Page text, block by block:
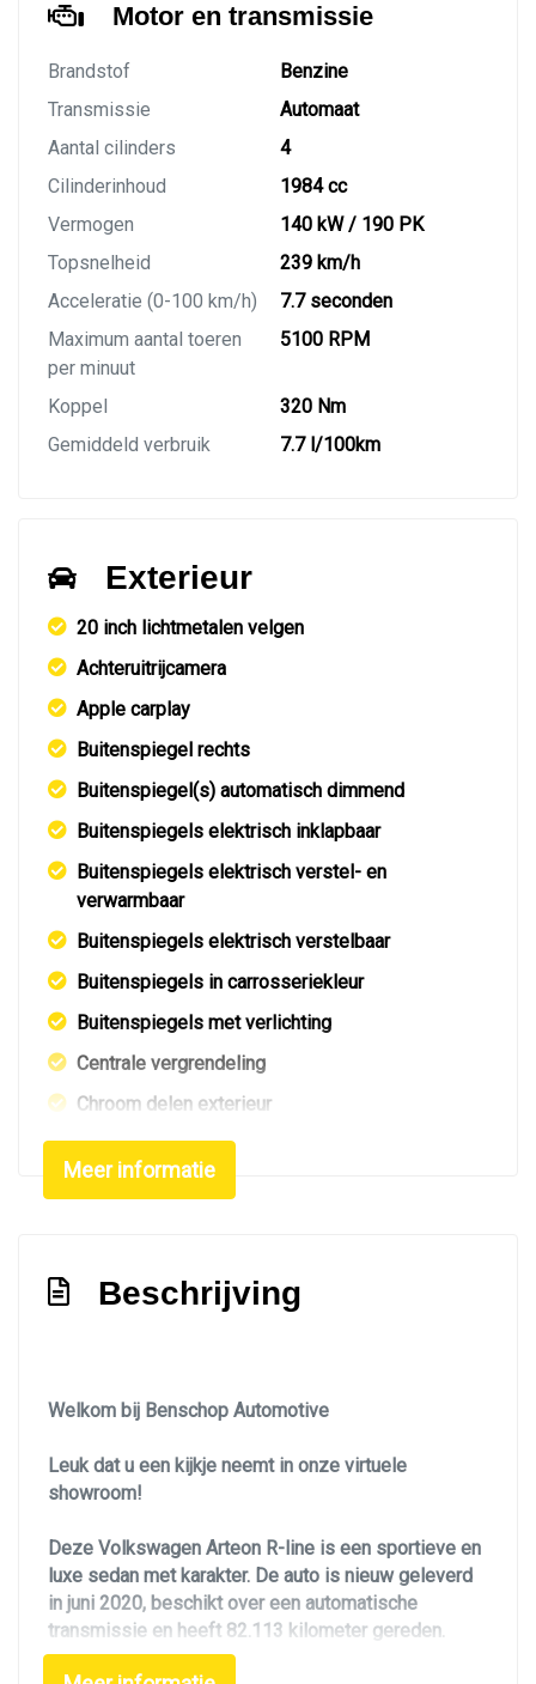
Motor en transmissie
Brandstof
Benzine
Transmissie
Automaat
Aantal cilinders
4
Cilinderinhoud
1984 cc
Vermogen
140 kW / 190 PK
Topsnelheid
239 km/h
Acceleratie (0-100 km/h)
7.7 seconden
Maximum aantal toeren
per minuut
5100 RPM
Koppel
320 Nm
Gemiddeld verbruik
7.7 l/100km
Exterieur
20 inch lichtmetalen velgen
Achteruitrijcamera
Apple carplay
Buitenspiegel rechts
Buitenspiegel(s) automatisch dimmend
Buitenspiegels elektrisch inklapbaar
Buitenspiegels elektrisch verstel- en
verwarmbaar
Buitenspiegels elektrisch verstelbaar
Buitenspiegels in carrosseriekleur
Buitenspiegels met verlichting
Centrale vergrendeling
Chroom delen exterieur
Extra getint glas achter
Geluid- en warmtewerend glas
Koplampen adaptief
Led koplampen
Led verlichting
Lichtmetalen velgen 20"
Lichtmetalen velgen multi-spaaks 20"
Metaalkleur
Meer informatie
Beschrijving
Welkom bij Benschop Automotive
Leuk dat u een kijkje neemt in onze virtuele
showroom!
Deze Volkswagen Arteon R-line is een sportieve en
luxe sedan met karakter. De auto is nieuw geleverd
in juni 2020, beschikt over een automatische
transmissie en heeft 82.113 kilometer gereden.